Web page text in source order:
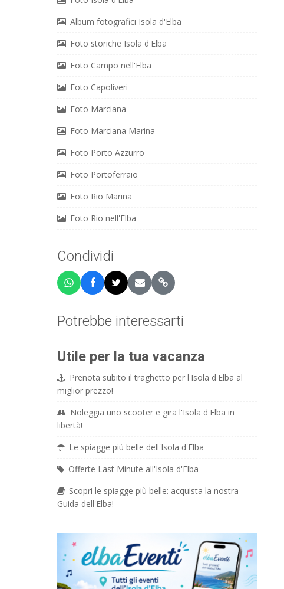
Album fotografici Isola d'Elba
Foto storiche Isola d'Elba
Foto Campo nell'Elba
Foto Capoliveri
Foto Marciana
Foto Marciana Marina
Foto Porto Azzurro
Foto Portoferraio
Foto Rio Marina
Foto Rio nell'Elba
Condividi
Potrebbe interessarti
Utile per la tua vacanza
Prenota subito il traghetto per l'Isola d'Elba al
miglior prezzo!
Noleggia uno scooter e gira l'Isola d'Elba in
libertà!
Le spiagge più belle dell'Isola d'Elba
Offerte Last Minute all'Isola d'Elba
Scopri le spiagge più belle: acquista la nostra
Guida dell'Elba!